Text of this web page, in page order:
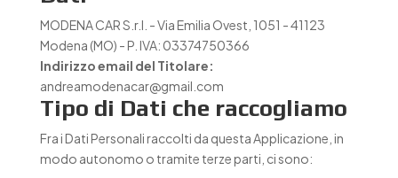
MODENA CAR S.r.l. - Via Emilia Ovest, 1051 - 41123
Modena (MO) - P. IVA: 03374750366
Indirizzo email del Titolare:
andreamodenacar@gmail.com
Tipo di Dati che raccogliamo
Fra i Dati Personali raccolti da questa Applicazione, in
modo autonomo o tramite terze parti, ci sono: